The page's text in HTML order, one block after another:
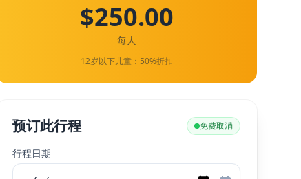
$250.00
每人
12岁以下儿童：50%折扣
预订此行程 免费取消
行程日期